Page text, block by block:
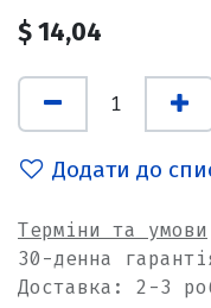
$14,04
Додати до
Терміни та умови
30-денна
Доставка: 2-3